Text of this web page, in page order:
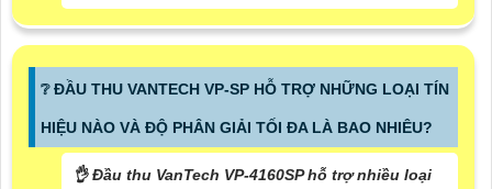
❔ ĐẦU THU VANTECH VP-SP HỖ TRỢ NHỮNG LOẠI TÍN
HIỆU NÀO VÀ ĐỘ PHÂN GIẢI TỐI ĐA LÀ BAO NHIÊU?
👌 Đầu thu VanTech VP-4160SP hỗ trợ nhiều loại